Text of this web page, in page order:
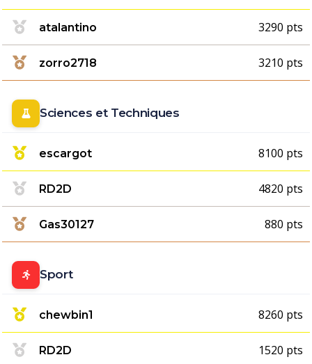
atalantino 3290 pts
zorro2718 3210 pts
Sciences et Techniques
escargot 8100 pts
RD2D 4820 pts
Gas30127 880 pts
Sport
chewbin1 8260 pts
RD2D 1520 pts